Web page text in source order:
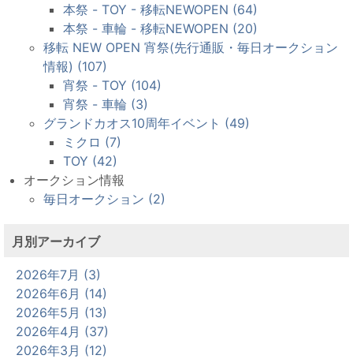
本祭 - TOY - 移転NEWOPEN (64)
本祭 - 車輪 - 移転NEWOPEN (20)
移転 NEW OPEN 宵祭(先行通販・毎日オークション
情報) (107)
宵祭 - TOY (104)
宵祭 - 車輪 (3)
グランドカオス10周年イベント (49)
ミクロ (7)
TOY (42)
オークション情報
毎日オークション (2)
月別アーカイブ
2026年7月 (3)
2026年6月 (14)
2026年5月 (13)
2026年4月 (37)
2026年3月 (12)